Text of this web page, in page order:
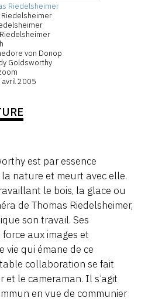
Riedelsheimer
Riedelsheimer
von Donop
Goldsworthy
2005
est par essence
nature et meurt avec elle.
le bois, la glace ou
de Thomas Riedelsheimer,
son travail. Ses
aux images et
vie qui émane de ce
collaboration se fait
le cameraman. Il s’agit
en vue de communier